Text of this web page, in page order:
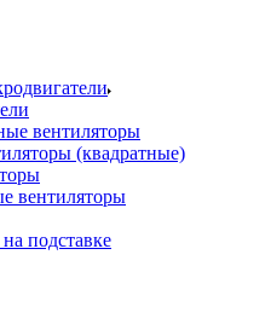
вентиляторы
(квадратные)
вентиляторы
подставке